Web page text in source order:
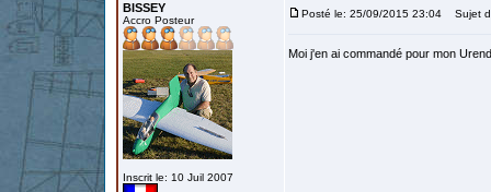
BISSEY
Accro Posteur
Inscrit le: 10 Juil 2007
Posté le: 25/09/2015 23:04 Sujet
Moi j'en ai commandé pour mon